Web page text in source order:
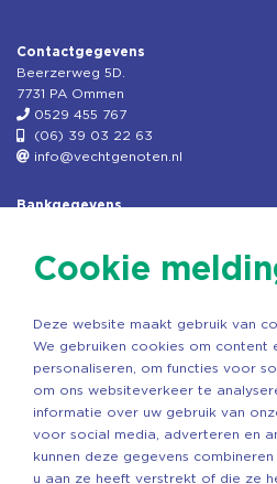
Contactgegevens
Beerzerweg 5D.
7731 PA Ommen
0529 455 767
(06) 39 03 22 63
info@vechtgenoten.nl
Bankgegevens
Rek.nr: NL85RABO0127579230
Copyright ©2026 Vechtgenoten
Cookie
Deze website maakt gebruik van
We gebruiken cookies om content
personaliseren, om functies voor
om ons websiteverkeer te
informatie over uw gebruik van
voor social media, adverteren en
kunnen deze gegevens
u aan ze heeft verstrekt of die ze